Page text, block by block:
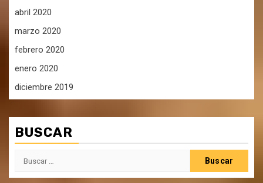
abril 2020
marzo 2020
febrero 2020
enero 2020
diciembre 2019
BUSCAR
Buscar: